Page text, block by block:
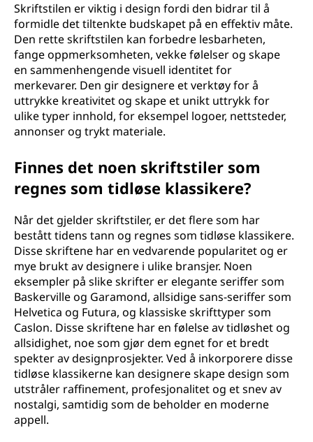
Skriftstilen er viktig i design fordi den bidrar til å
formidle det tiltenkte budskapet på en effektiv måte.
Den rette skriftstilen kan forbedre lesbarheten,
fange oppmerksomheten, vekke følelser og skape
en sammenhengende visuell identitet for
merkevarer. Den gir designere et verktøy for å
uttrykke kreativitet og skape et unikt uttrykk for
ulike typer innhold, for eksempel logoer, nettsteder,
annonser og trykt materiale.
Finnes det noen skriftstiler som
regnes som tidløse klassikere?
Når det gjelder skriftstiler, er det flere som har
bestått tidens tann og regnes som tidløse klassikere.
Disse skriftene har en vedvarende popularitet og er
mye brukt av designere i ulike bransjer. Noen
eksempler på slike skrifter er elegante seriffer som
Baskerville og Garamond, allsidige sans-seriffer som
Helvetica og Futura, og klassiske skrifttyper som
Caslon. Disse skriftene har en følelse av tidløshet og
allsidighet, noe som gjør dem egnet for et bredt
spekter av designprosjekter. Ved å inkorporere disse
tidløse klassikerne kan designere skape design som
utstråler raffinement, profesjonalitet og et snev av
nostalgi, samtidig som de beholder en moderne
appell.